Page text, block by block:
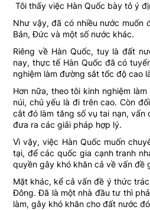
Tôi thấy việc Hàn Quốc bày tỏ ý
Như vậy, đã có nhiều nước muốn
Bản, Đức và một số nước khác.
Riêng về Hàn Quốc, tuy là đất
nay, thực tế Hàn Quốc đã có
nghiệm làm đường sắt tốc độ cao
Hơn nữa, theo tôi kinh nghiệm
núi, chủ yếu là đi trên cao. Còn
cắt đó làm tăng số vụ tai nạn, vấn
đưa ra các giải pháp hợp lý.
Vì vậy, việc Hàn Quốc muốn
tại, để các quốc gia cạnh tranh
quyền gây khó khăn cả về vấn đề
Mặt khác, kể cả vấn đề ý thức
Đông. Đã là một nhà đầu tư thì
làm, gây khó khăn cho đất nước